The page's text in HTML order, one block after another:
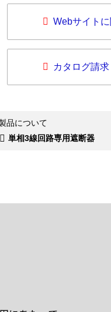
Webサイト
カタログ請求
品について
単相3線回路専用遮断器